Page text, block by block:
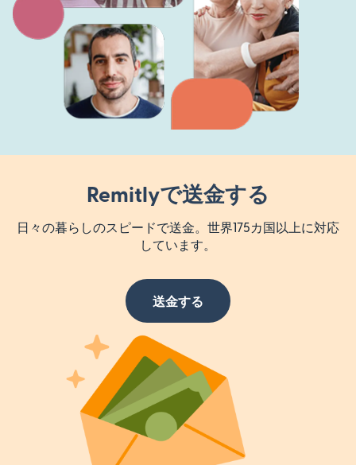
Remitlyで送金する
日々の暮らしのスピードで送金。世界175カ国以上に対応
しています。
送金する